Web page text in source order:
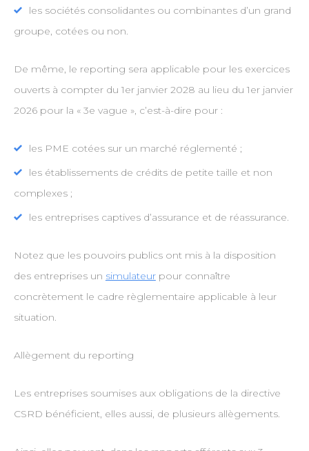
les sociétés consolidantes ou combinantes d’un grand
groupe, cotées ou non.
De même, le reporting sera applicable pour les exercices
ouverts à compter du 1er janvier 2028 au lieu du 1er janvier
2026 pour la « 3e vague », c’est-à-dire pour :
les PME cotées sur un marché réglementé ;
les établissements de crédits de petite taille et non
complexes ;
les entreprises captives d’assurance et de réassurance.
Notez que les pouvoirs publics ont mis à la disposition
des entreprises un simulateurpour connaître
concrètement le cadre règlementaire applicable à leur
situation.
Allègement du reporting
Les entreprises soumises aux obligations de la directive
CSRD bénéficient, elles aussi, de plusieurs allègements.